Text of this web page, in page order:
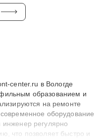
center.ru в Вологде
образованием и
на ремонте
оборудование
регулярно
что позволяет быстро и